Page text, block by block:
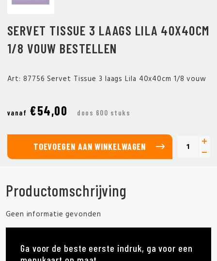
SERVET TISSUE 3 LAAGS LILA 40X40CM
1/8 VOUW BESTELLEN
Art: 87756 Servet Tissue 3 laags Lila 40x40cm 1/8 vouw
vanaf €54,00 doos 600 stuks
TOEVOEGEN AAN WINKELWAGEN
Productomschrijving
Geen informatie gevonden
Ga voor de beste eerste indruk, ga voor een